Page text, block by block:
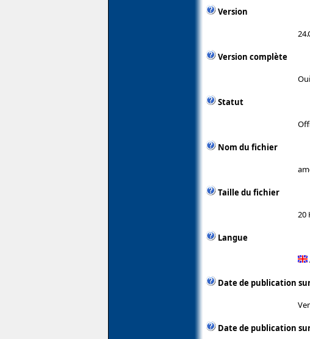
Version
Version complète
Oui
Statut
Nom du fichier
Taille du fichier
20
Langue
Date de publication
Date de publication